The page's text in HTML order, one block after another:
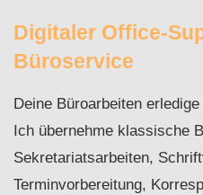
Digitaler Office-
Büroservice
Deine Büroarbeiten
Ich übernehme klassische
Sekretariatsarbeiten,
Terminvorbereitung,